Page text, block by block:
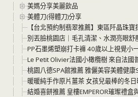
美媽分享美麗飲品
美體刀(得體刀)分享
【台北預約制翡翠推薦】東區阡晶珠
別丟臉桃園店｜毛孔清潔、水潤亮眼
PP石墨烯塑崩打卡褲 40歲以上視覺小
Le Petit Olivier法國小橄欖樹 來自法國
桃園八德SPA館推薦 雅儷美容美體健
暖暖純手作原片薑茶 女孩兒最棒的冬
結婚喜餅推薦 皇樓EMPEROR璀璨禮